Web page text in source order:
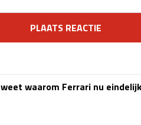
PLAATS REACTIE
waarom Ferrari nu